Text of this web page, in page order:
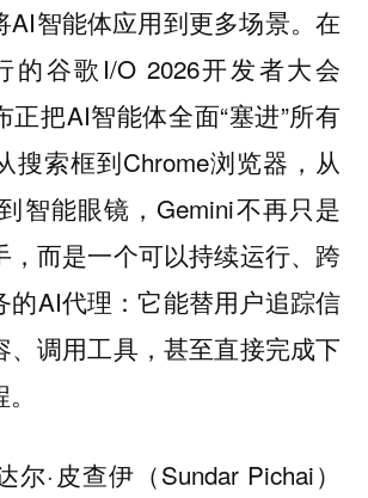
AI智能体应用到更多场景。在
的谷歌I/O 2026开发者大会
正把AI智能体全面“塞进”所有
搜索框到Chrome浏览器，从
智能眼镜，Gemini不再只是
，而是一个可以持续运行、跨
的AI代理：它能替用户追踪信
、调用工具，甚至直接完成下
尔·皮查伊（Sundar Pichai）